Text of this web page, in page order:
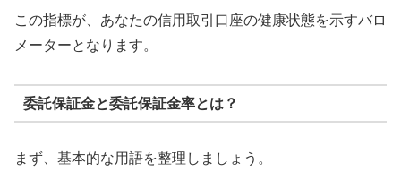
この指標が、あなたの信用取引口座の健康状態を示すバロ
メーターとなります。
委託保証金と委託保証金率とは？
まず、基本的な用語を整理しましょう。